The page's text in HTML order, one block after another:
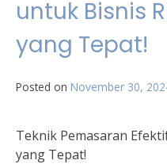
untuk Bisnis
yang Tepat!
Posted on November 30,
Teknik Pemasaran
yang Tepat!